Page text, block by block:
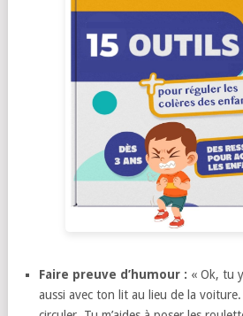
Faire preuve d’humour : « Ok, tu
aussi avec ton lit au lieu de la